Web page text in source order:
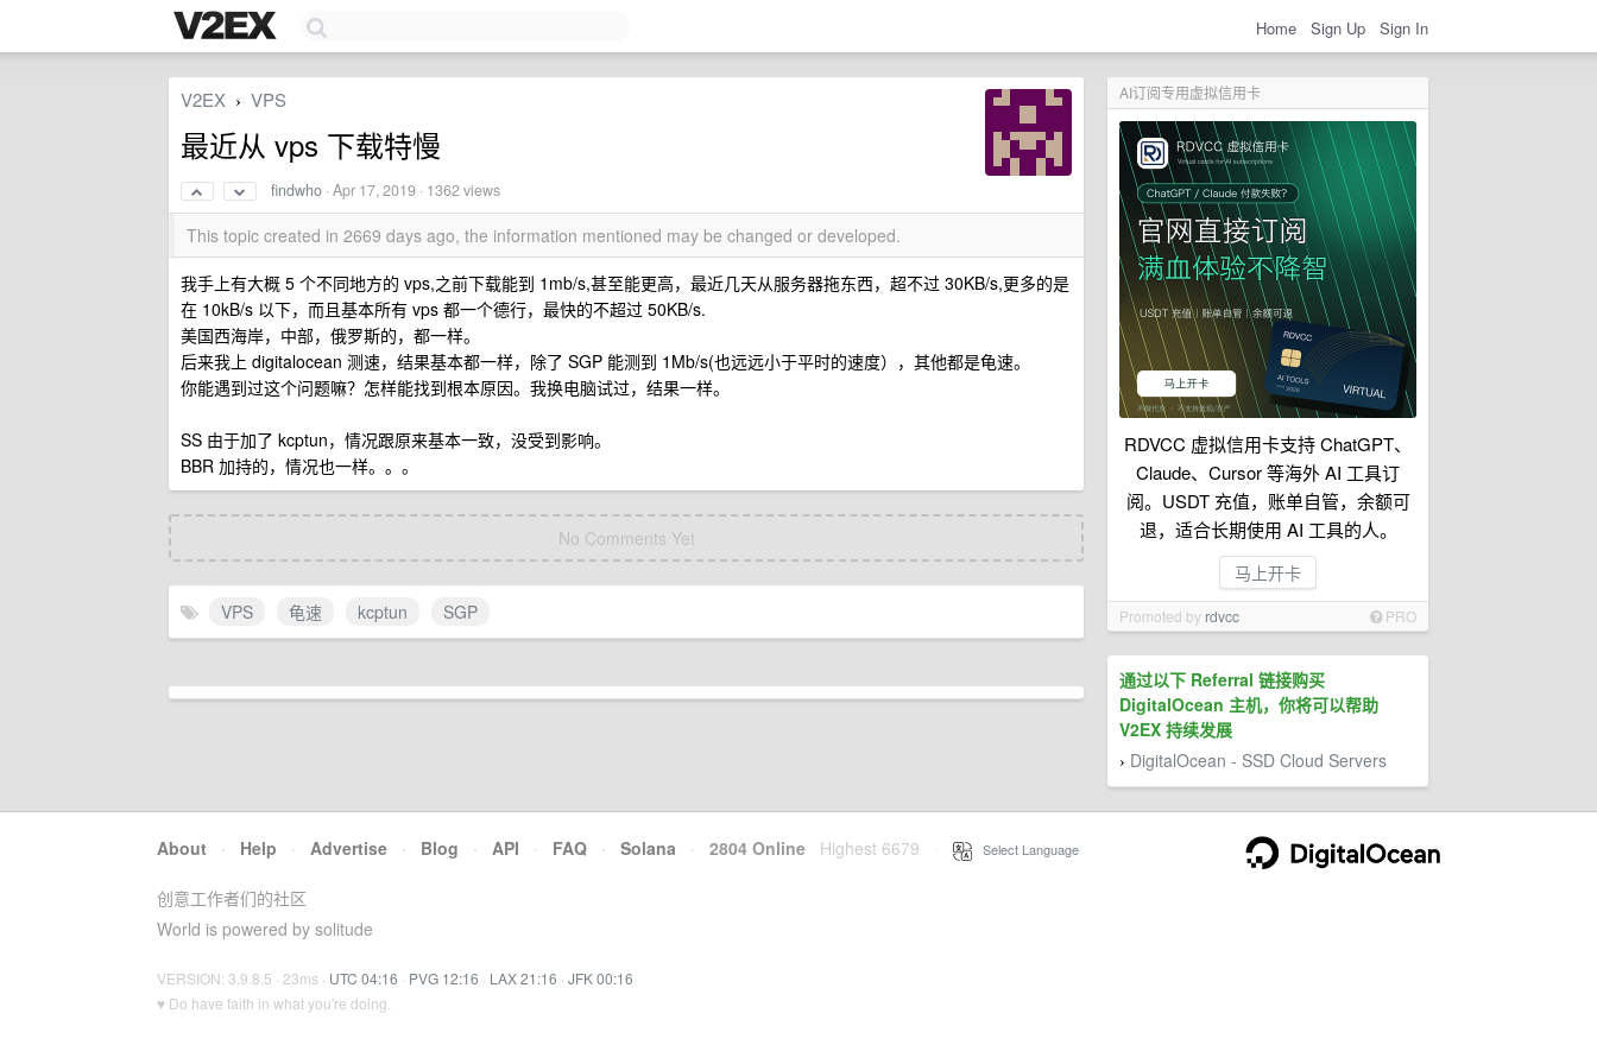
Home Sign Up Sign In
AI订阅专用虚拟信用卡
RDVCC 虚拟信用卡支持 ChatGPT、
Claude、Cursor 等海外 AI 工具订
阅。USDT 充值，账单自管，余额可
退，适合长期使用 AI 工具的人。
马上开卡
Promoted by rdvcc PRO
通过以下 Referral 链接购买
DigitalOcean 主机，你将可以帮助
V2EX 持续发展
› DigitalOcean - SSD Cloud Servers
V2EX › VPS
最近从 vps 下载特慢
findwho ·Apr 17, 2019 · 1362 views
This topic created in 2669 days ago, the information mentioned may be changed or developed.
我手上有大概 5 个不同地方的 vps,之前下载能到 1mb/s,甚至能更高，最近几天从服务器拖东西，超不过 30KB/s,更多的是
在 10kB/s 以下，而且基本所有 vps 都一个德行，最快的不超过 50KB/s.
美国西海岸，中部，俄罗斯的，都一样。
后来我上 digitalocean 测速，结果基本都一样，除了 SGP 能测到 1Mb/s(也远远小于平时的速度），其他都是龟速。
你能遇到过这个问题嘛？怎样能找到根本原因。我换电脑试过，结果一样。
SS 由于加了 kcptun，情况跟原来基本一致，没受到影响。
BBR 加持的，情况也一样。。。
No Comments Yet
VPS 龟速 kcptun SGP
About · Help · Advertise · Blog · API · FAQ · Solana · 2804 Online Highest 6679 Select Language
创意工作者们的社区
World is powered by solitude
VERSION: 3.9.8.5 · 23ms · UTC 04:16 · PVG 12:16 · LAX 21:16 · JFK 00:16
♥ Do have faith in what you're doing.